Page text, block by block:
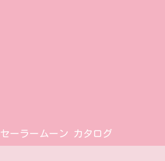
セーラームーン カタログ